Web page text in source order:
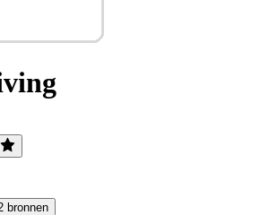
bronnen